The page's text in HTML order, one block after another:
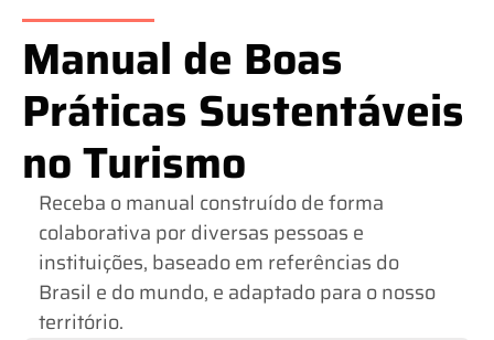
Manual de Boas
Práticas Sustentáveis
no Turismo
Receba o manual construído de forma
colaborativa por diversas pessoas e
instituições, baseado em referências do
Brasil e do mundo, e adaptado para o nosso
território.